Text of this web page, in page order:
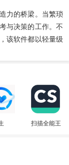
力的桥梁。当繁琐
与决策的工作。不
该软件都以轻量级
扫描全能王